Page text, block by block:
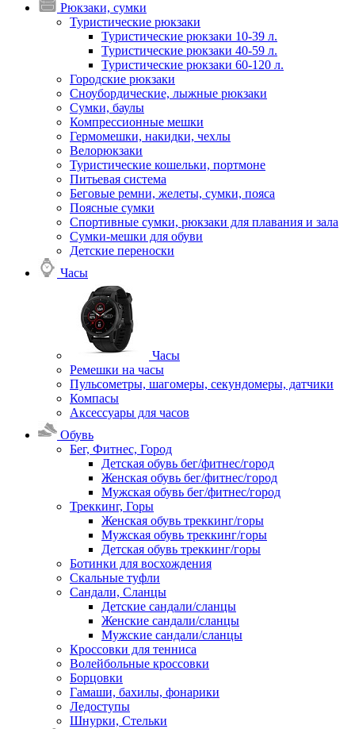
Рюкзаки, сумки
Туристические рюкзаки
Туристические рюкзаки 10-39 л.
Туристические рюкзаки 40-59 л.
Туристические рюкзаки 60-120 л.
Городские рюкзаки
Сноубордические, лыжные рюкзаки
Сумки, баулы
Компрессионные мешки
Гермомешки, накидки, чехлы
Велорюкзаки
Туристические кошельки, портмоне
Питьевая система
Беговые ремни, желеты, сумки, пояса
Поясные сумки
Спортивные сумки, рюкзаки для плавания и зала
Сумки-мешки для обуви
Детские переноски
Часы
Часы
Ремешки на часы
Пульсометры, шагомеры, секундомеры, датчики
Компасы
Аксессуары для часов
Обувь
Бег, Фитнес, Город
Детская обувь бег/фитнес/город
Женская обувь бег/фитнес/город
Мужская обувь бег/фитнес/город
Треккинг, Горы
Женская обувь треккинг/горы
Мужская обувь треккинг/горы
Детская обувь треккинг/горы
Ботинки для восхождения
Скальные туфли
Сандали, Сланцы
Детские сандали/сланцы
Женские сандали/сланцы
Мужские сандали/сланцы
Кроссовки для тенниса
Волейбольные кроссовки
Борцовки
Гамаши, бахилы, фонарики
Ледоступы
Шнурки, Стельки